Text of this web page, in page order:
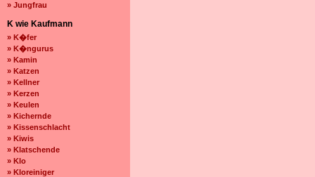
» Jungfrau
K wie Kaufmann
» K�fer
» K�ngurus
» Kamin
» Katzen
» Kellner
» Kerzen
» Keulen
» Kichernde
» Kissenschlacht
» Kiwis
» Klatschende
» Klo
» Kloreiniger